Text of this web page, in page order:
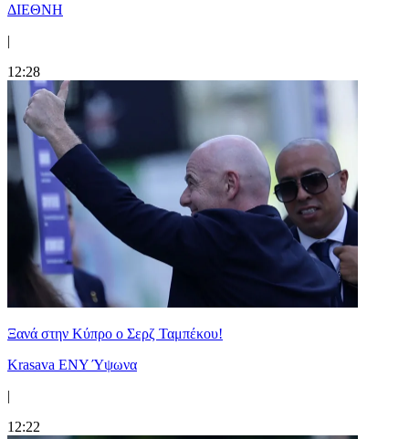
ΔΙΕΘΝΗ
|
12:28
Ξανά στην Κύπρο ο Σερζ Ταμπέκου!
Krasava ENY Ύψωνα
|
12:22